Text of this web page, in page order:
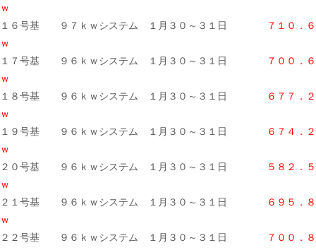
ｗ
１６号基 ９７ｋｗシステム １月３０～３１日
７１０．
ｗ
１７号基 ９６ｋｗシステム １月３０～３１日
７００．
ｗ
１８号基 ９６ｋｗシステム １月３０～３１日
６７７．
ｗ
１９号基 ９６ｋｗシステム １月３０～３１日
６７４．２
ｗ
２０号基 ９６ｋｗシステム １月３０～３１日
５８２．
ｗ
２１号基 ９６ｋｗシステム １月３０～３１日
６９５．
ｗ
２２号基 ９６ｋｗシステム １月３０～３１日
７００．